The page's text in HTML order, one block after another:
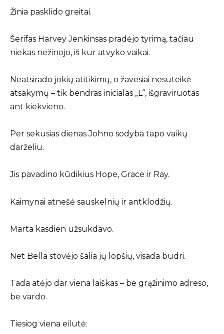
Žinia pasklido greitai.
Šerifas Harvey Jenkinsas pradėjo tyrimą, tačiau
niekas nežinojo, iš kur atvyko vaikai.
Neatsirado jokių atitikimų, o žavesiai nesuteikė
atsakymų – tik bendras inicialas „L“, išgraviruotas
ant kiekvieno.
Per sekusias dienas Johno sodyba tapo vaikų
darželiu.
Jis pavadino kūdikius Hope, Grace ir Ray.
Kaimynai atnešė sauskelnių ir antklodžių.
Marta kasdien užsukdavo.
Net Bella stovėjo šalia jų lopšių, visada budri.
Tada atėjo dar viena laiškas – be grąžinimo adreso,
be vardo.
Tiesiog viena eilutė: